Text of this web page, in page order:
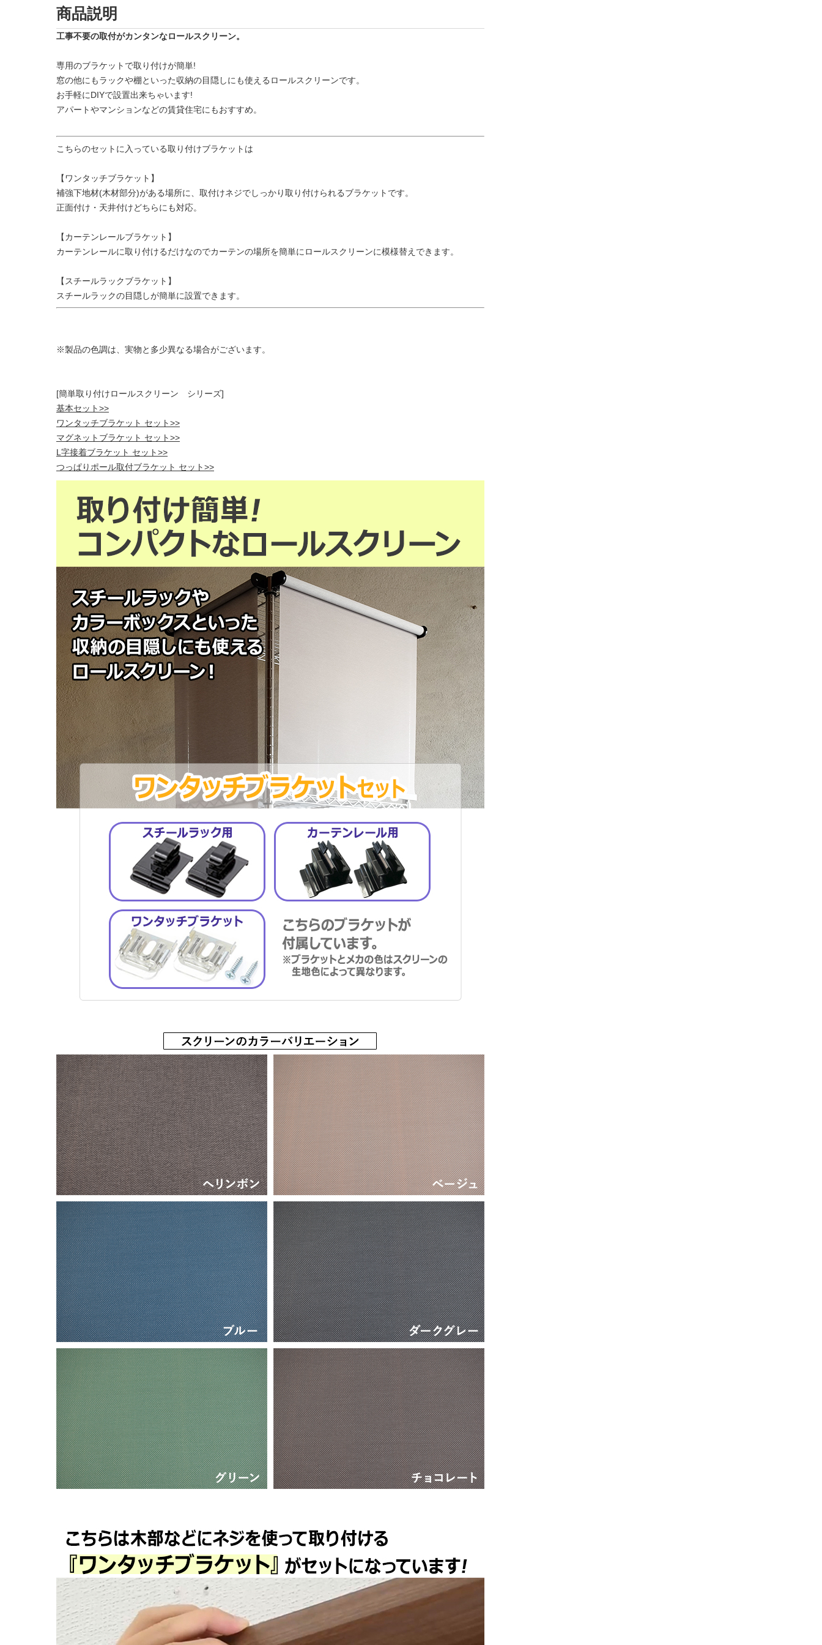
商品説明
工事不要の取付がカンタンなロールスクリーン。
専用のブラケットで取り付けが簡単!
窓の他にもラックや棚といった収納の目隠しにも使えるロールスクリーンです。
お手軽にDIYで設置出来ちゃいます!
アパートやマンションなどの賃貸住宅にもおすすめ。
こちらのセットに入っている取り付けブラケットは
【ワンタッチブラケット】
補強下地材(木材部分)がある場所に、取付けネジでしっかり取り付けられるブラケットです。
正面付け・天井付けどちらにも対応。
【カーテンレールブラケット】
カーテンレールに取り付けるだけなのでカーテンの場所を簡単にロールスクリーンに模様替えできます。
【スチールラックブラケット】
スチールラックの目隠しが簡単に設置できます。
※製品の色調は、実物と多少異なる場合がございます。
[簡単取り付けロールスクリーン シリーズ]
基本セット>>
ワンタッチブラケット セット>>
マグネットブラケット セット>>
L字接着ブラケット セット>>
つっぱりポール取付ブラケット セット>>